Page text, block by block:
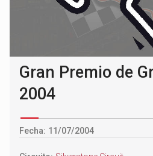
Gran Premio de
2004
Fecha: 11/07/2004